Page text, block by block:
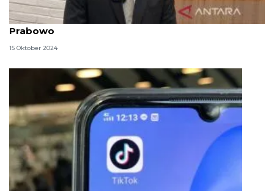
Profil Prasetyo Hadi, kandidat calon menteri
Prabowo
15 Oktober 2024